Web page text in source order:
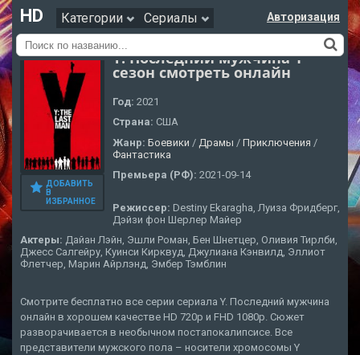
HD Категории Сериалы Авторизация
ДОБАВИТЬ
В
ИЗБРАННОЕ
Y. Последний мужчина 1
сезон смотреть онлайн
Год: 2021
Страна: США
Жанр: Боевики / Драмы / Приключения /
Фантастика
Премьера (РФ): 2021-09-14
Режиссер: Destiny Ekaragha, Луиза Фридберг,
Дэйзи фон Шерлер Майер
Актеры: Дайан Лэйн, Эшли Роман, Бен Шнетцер, Оливия Тирлби,
Джесс Салгейру, Куинси Кирквуд, Джулиана Кэнвилд, Эллиот
Флетчер, Марин Айрлэнд, Эмбер Тэмблин
Смотрите бесплатно все серии сериала Y. Последний мужчина
онлайн в хорошем качестве HD 720p и FHD 1080p. Сюжет
разворачивается в необычном постапокалипсисе. Все
представители мужского пола – носители хромосомы Y